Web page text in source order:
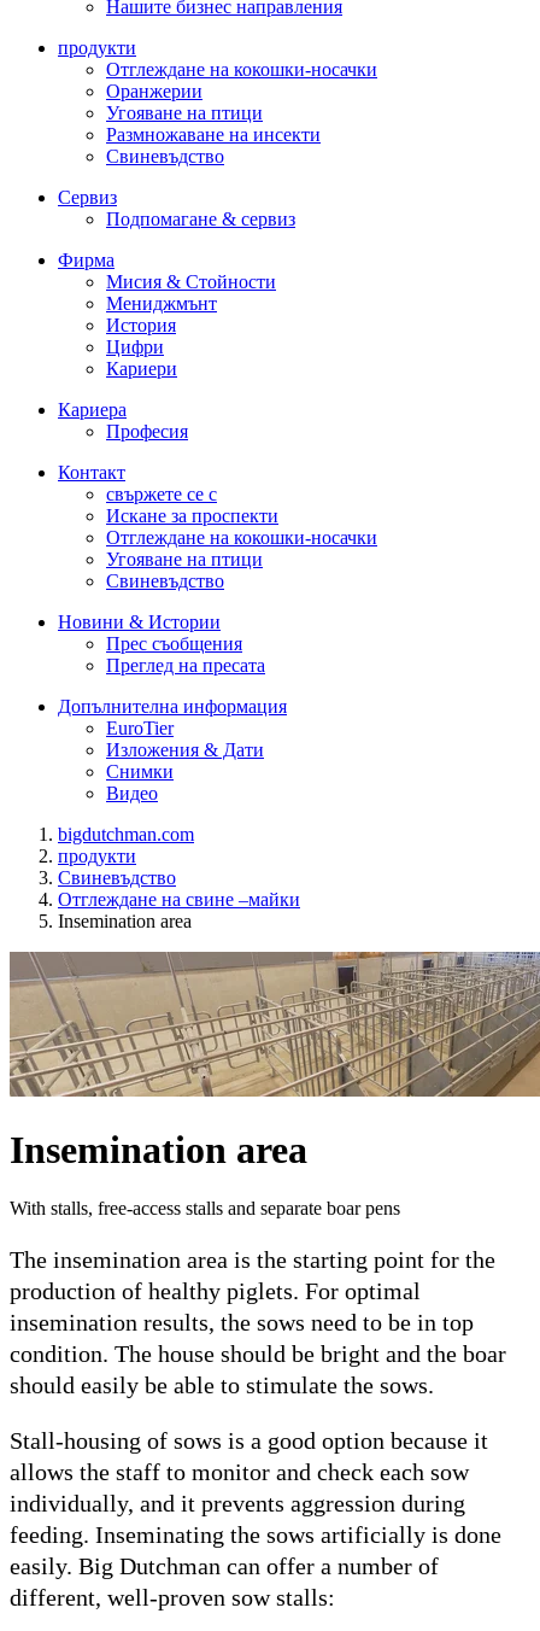
Нашите бизнес направления
продукти
Отглеждане на кокошки-носачки
Оранжерии
Угояване на птици
Размножаване на инсекти
Свиневъдство
Сервиз
Подпомагане & сервиз
Фирма
Мисия & Стойности
Мениджмънт
История
Цифри
Кариери
Кариера
Професия
Контакт
свържете се с
Искане за проспекти
Отглеждане на кокошки-носачки
Угояване на птици
Свиневъдство
Новини & Истории
Прес съобщения
Преглед на пресата
Допълнителна информация
EuroTier
Изложения & Дати
Снимки
Видео
bigdutchman.com
продукти
Свиневъдство
Отглеждане на свине –майки
Insemination area
Insemination area
With stalls, free-access stalls and separate boar pens
The insemination area is the starting point for the
production of healthy piglets. For optimal
insemination results, the sows need to be in top
condition. The house should be bright and the boar
should easily be able to stimulate the sows.
Stall-housing of sows is a good option because it
allows the staff to monitor and check each sow
individually, and it prevents aggression during
feeding. Inseminating the sows artificially is done
easily. Big Dutchman can offer a number of
different, well-proven sow stalls: